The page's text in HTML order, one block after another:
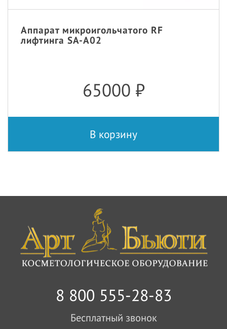
Аппарат микроигольчатого RF
лифтинга SA-A02
65000 ₽
В корзину
8 800 555-28-83
Бесплатный звонок